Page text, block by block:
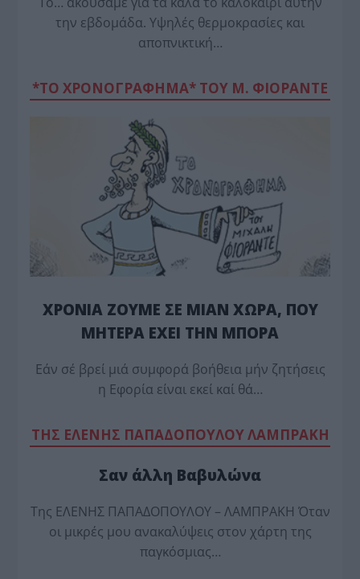
την εβδομάδα. Υψηλές θερμοκρασίες και
αποπνικτική…
*ΤΟ ΧΡΟΝΟΓΡΑΦΗΜΑ* ΤΟΥ Μ. ΦΙΟΡΆΝΤΕ
ΧΡΟΝΙΑ ΖΟΥΜΕ ΣΕ ΜΙΑΝ ΧΩΡΑ, ΠΟΥ
ΜΗΤΕΡΑ ΕΧΕΙ ΤΗΝ ΜΠΟΡΑ
Εάν σέ βρεί μιά συμφορά βοήθεια μήν ζητήσεις
η Εφορία είναι εκεί καί θά…
TΗΣ ΕΛΕΝΗΣ ΠΑΠΑΔΟΠΟΥΛΟΥ ΛΑΜΠΡΑΚΗ
Σαν άλλη Βαβυλώνα
Της ΕΛΕΝΗΣ ΠΑΠΑΔΟΠΟΥΛΟΥ – ΛΑΜΠΡΑΚΗ Όταν
οι μικρές μου ανακαλύψεις στον χάρτη της
παγκόσμιας…